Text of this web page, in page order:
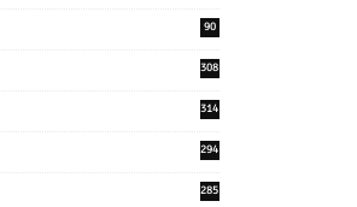
90
308
314
294
285